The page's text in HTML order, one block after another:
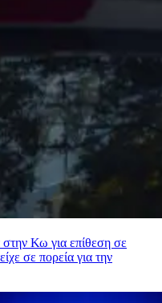
Κω για επίθεση σε
σε πορεία για την